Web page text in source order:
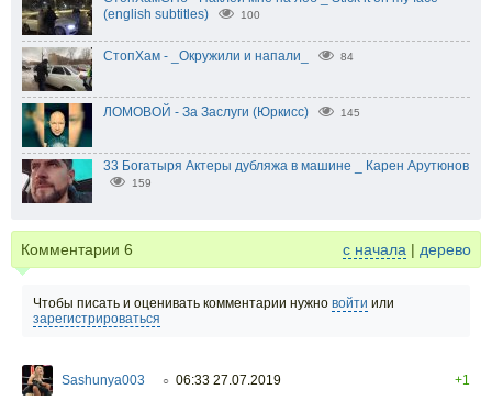
(english subtitles)
100
СтопХам - _Окружили и напали_ 84
ЛОМОВОЙ - За Заслуги (Юркисс) 145
33 Богатыря Актеры дубляжа в машине _ Карен Арутюнов
159
Комментарии 6 с начала | дерево
Чтобы писать и оценивать комментарии нужно войти или
зарегистрироваться
Sashunya003 ○ 06:33 27.07.2019
+1